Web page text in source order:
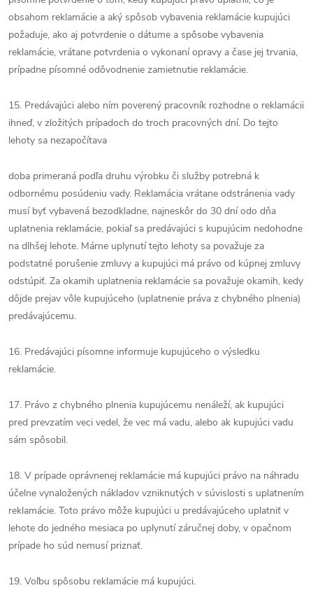
obsahom reklamácie a aký spôsob vybavenia reklamácie kupujúci
požaduje, ako aj potvrdenie o dátume a spôsobe vybavenia
reklamácie, vrátane potvrdenia o vykonaní opravy a čase jej trvania,
prípadne písomné odôvodnenie zamietnutie reklamácie.
15. Predávajúci alebo ním poverený pracovník rozhodne o reklamácii
ihneď, v zložitých prípadoch do troch pracovných dní. Do tejto
lehoty sa nezapočítava
doba primeraná podľa druhu výrobku či služby potrebná k
odbornému posúdeniu vady. Reklamácia vrátane odstránenia vady
musí byť vybavená bezodkladne, najneskôr do 30 dní odo dňa
uplatnenia reklamácie, pokiaľ sa predávajúci s kupujúcim nedohodne
na dlhšej lehote. Márne uplynutí tejto lehoty sa považuje za
podstatné porušenie zmluvy a kupujúci má právo od kúpnej zmluvy
odstúpiť. Za okamih uplatnenia reklamácie sa považuje okamih, kedy
dôjde prejav vôle kupujúceho (uplatnenie práva z chybného plnenia)
predávajúcemu.
16. Predávajúci písomne informuje kupujúceho o výsledku
reklamácie.
17. Právo z chybného plnenia kupujúcemu nenáleží, ak kupujúci
pred prevzatím veci vedel, že vec má vadu, alebo ak kupujúci vadu
sám spôsobil.
18. V prípade oprávnenej reklamácie má kupujúci právo na náhradu
účelne vynaložených nákladov vzniknutých v súvislosti s uplatnením
reklamácie. Toto právo môže kupujúci u predávajúceho uplatniť v
lehote do jedného mesiaca po uplynutí záručnej doby, v opačnom
prípade ho súd nemusí priznať.
19. Voľbu spôsobu reklamácie má kupujúci.